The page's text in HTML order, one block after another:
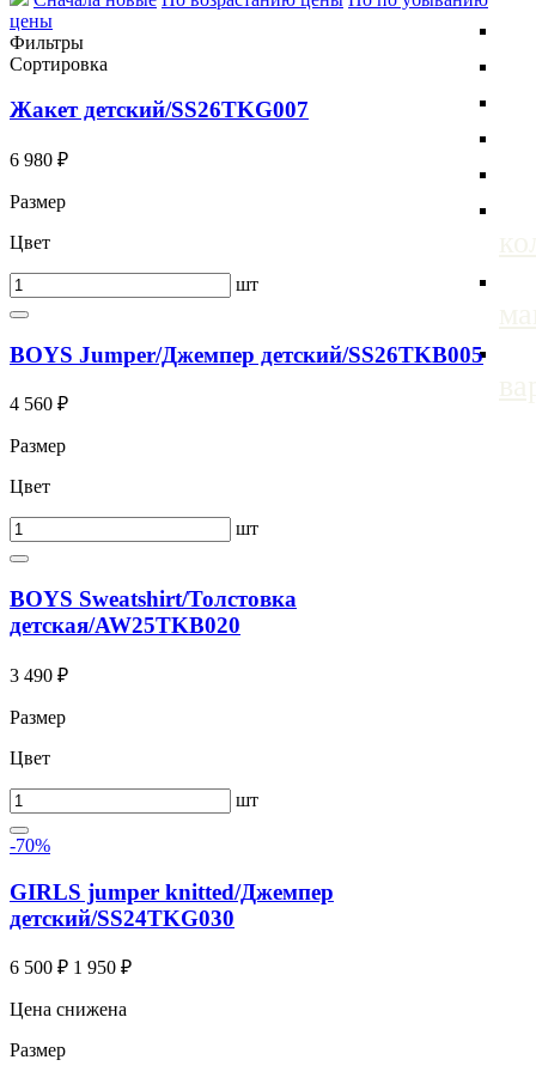
цены
Фильтры
Сортировка
Жакет детский/SS26TKG007
6 980 ₽
Размер
Цвет
шт
BOYS Jumper/Джемпер детский/SS26TKB005
4 560 ₽
Размер
Цвет
шт
BOYS Sweatshirt/Толстовка
детская/AW25TKB020
3 490 ₽
Размер
Цвет
шт
-70%
GIRLS jumper knitted/Джемпер
детский/SS24TKG030
6 500 ₽ 1 950 ₽
Цена снижена
Размер